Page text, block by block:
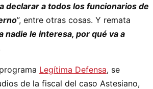
declarar a todos los funcionarios de
”, entre otras cosas. Y remata
nadie le interesa, por qué va a
Legítima Defensa, se
de la fiscal del caso Astesiano,